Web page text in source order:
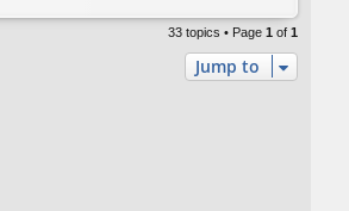
33 topics • Page 1 of 1
Jump to